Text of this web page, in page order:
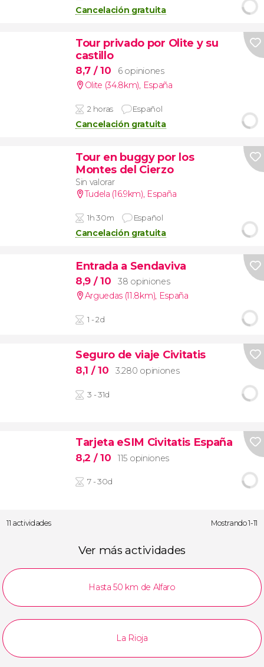
Cancelación gratuita
Tour privado por Olite y su
castillo
8,7 / 10
6 opiniones
Olite (34.8km), España
2 horas Español
Cancelación gratuita
Tour en buggy por los
Montes del Cierzo
Sin valorar
Tudela (16.9km), España
1h 30m Español
Cancelación gratuita
Entrada a Sendaviva
8,9 / 10
38 opiniones
Arguedas (11.8km), España
1 - 2d
Seguro de viaje Civitatis
8,1 / 10 3.280 opiniones
3 - 31d
Tarjeta eSIM Civitatis España
8,2 / 10 115 opiniones
7 - 30d
11 actividades Mostrando 1-11
Ver más actividades
Hasta 50 km de Alfaro
La Rioja